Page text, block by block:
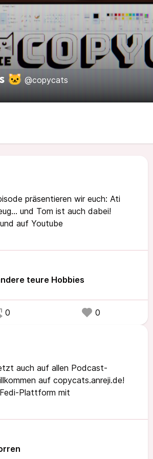
🐱 @copycats
präsentieren wir euch: Ati
und Tom ist auch dabei!
auf Youtube
teure Hobbies
0 0
auch auf allen Podcast-
auf copycats.anreji.de!
Plattform mit